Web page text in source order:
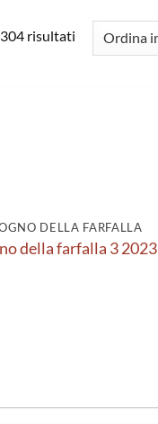
risultatiOrdina
DELLA FARFALLA
della farfalla 3 2023